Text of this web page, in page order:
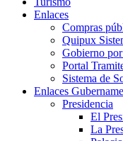
Enlaces
Compras
Quipux
Gobierno
Portal
Sistema de
Enlaces
Presidencia
El
La